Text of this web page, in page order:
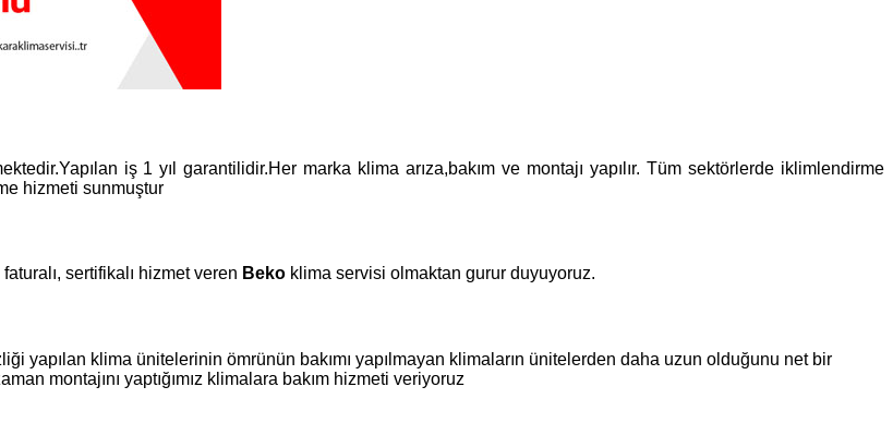
iş 1 yıl garantilidir.Her marka klima arıza,bakım ve montajı yapılır. Tüm sektörlerde iklimlendirme
hizmeti sunmuştur
sertifikalı hizmet veren Beko klima servisi olmaktan gurur duyuyoruz.
yapılan klima ünitelerinin ömrünün bakımı yapılmayan klimaların ünitelerden daha uzun olduğunu net bir
montajını yaptığımız klimalara bakım hizmeti veriyoruz